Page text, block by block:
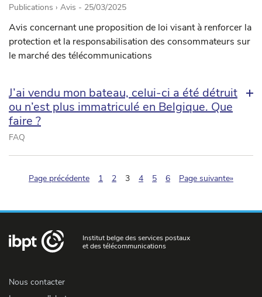
Publications › Avis - 25/03/2025
Avis concernant une proposition de loi visant à renforcer la
protection et la responsabilisation des consommateurs sur
le marché des télécommunications
J’ai vendu mon bateau, celui-ci a été détruit
ou n’est plus immatriculé en Belgique. Que
faire ?
FAQ
Page précédente 1 2 3(pagination.current)
4 5 6 Page suivante»
Institut belge des services postaux
et des télécommunications
Nous contacter